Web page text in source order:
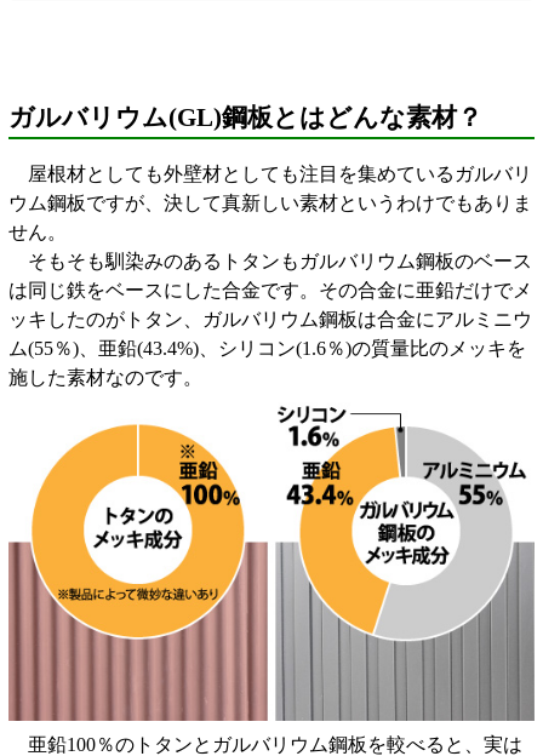
ガルバリウム(GL)鋼板とはどんな素材？
屋根材としても外壁材としても注目を集めているガルバリ
ウム鋼板ですが、決して真新しい素材というわけでもありま
せん。
そもそも馴染みのあるトタンもガルバリウム鋼板のベース
は同じ鉄をベースにした合金です。その合金に亜鉛だけでメ
ッキしたのがトタン、ガルバリウム鋼板は合金にアルミニウ
ム(55％)、亜鉛(43.4%)、シリコン(1.6％)の質量比のメッキを
施した素材なのです。
亜鉛100％のトタンとガルバリウム鋼板を較べると、実は